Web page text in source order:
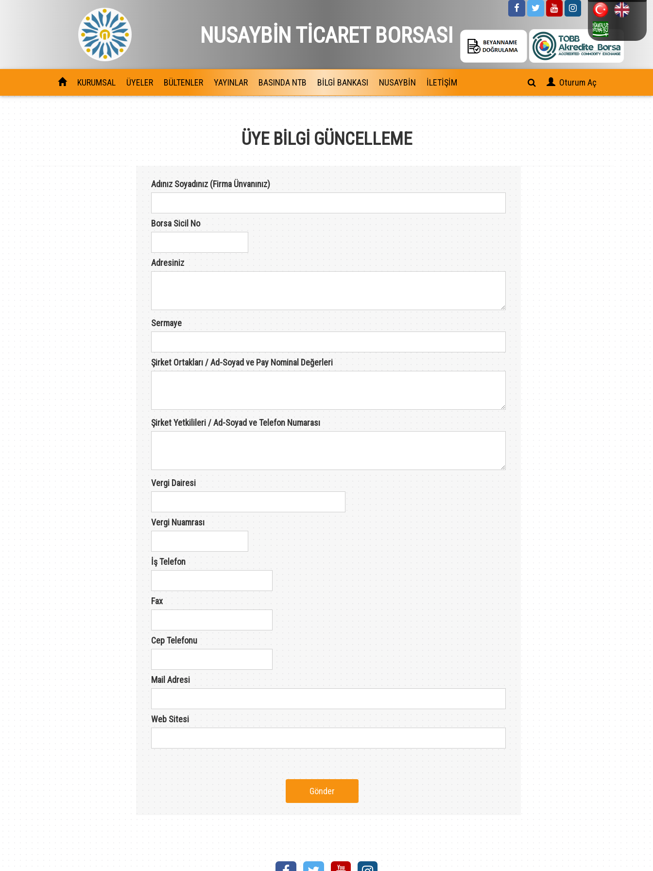
NUSAYBİN TİCARET BORSASI
KURUMSAL ÜYELER BÜLTENLER YAYINLAR BASINDA NTB BİLGİ BANKASI NUSAYBİN İLETİŞİM Oturum Aç
ÜYE BİLGİ GÜNCELLEME
Adınız Soyadınız (Firma Ünvanınız)
Borsa Sicil No
Adresiniz
Sermaye
Şirket Ortakları / Ad-Soyad ve Pay Nominal Değerleri
Şirket Yetkilileri / Ad-Soyad ve Telefon Numarası
Vergi Dairesi
Vergi Nuamrası
İş Telefon
Fax
Cep Telefonu
Mail Adresi
Web Sitesi
Gönder